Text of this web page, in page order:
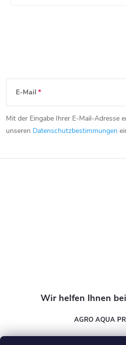
F
u
ß
z
E-Mail
Mit der Eingabe Ihrer E-Mail-Adresse
unseren Datenschutzbestimmungen
AGRO AQUA